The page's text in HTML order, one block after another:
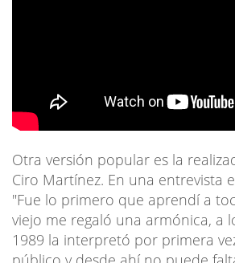
Otra versión popular es la
Ciro Martínez. En una entrevista
"Fue lo primero que aprendí a
viejo me regaló una armónica, a
1989 la interpretó por primera